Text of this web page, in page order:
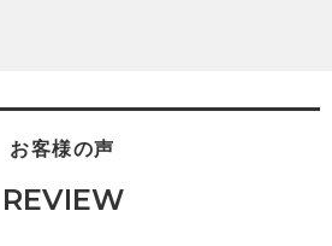
お客様の声
REVIEW